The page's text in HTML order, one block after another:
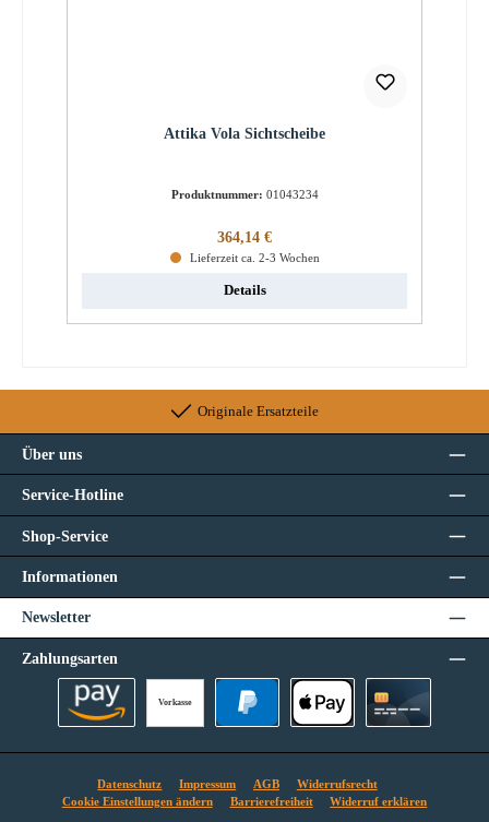
Attika Vola Sichtscheibe
Produktnummer: 01043234
Regulärer Preis:
364,14 €
Lieferzeit ca. 2-3 Wochen
Details
Originale Ersatzteile
Über uns
Service-Hotline
Shop-Service
Informationen
Newsletter
Zahlungsarten
Vorkasse
Datenschutz Impressum AGB
Widerrufsrecht
Cookie Einstellungen ändern
Barrierefreiheit Widerruf erklären